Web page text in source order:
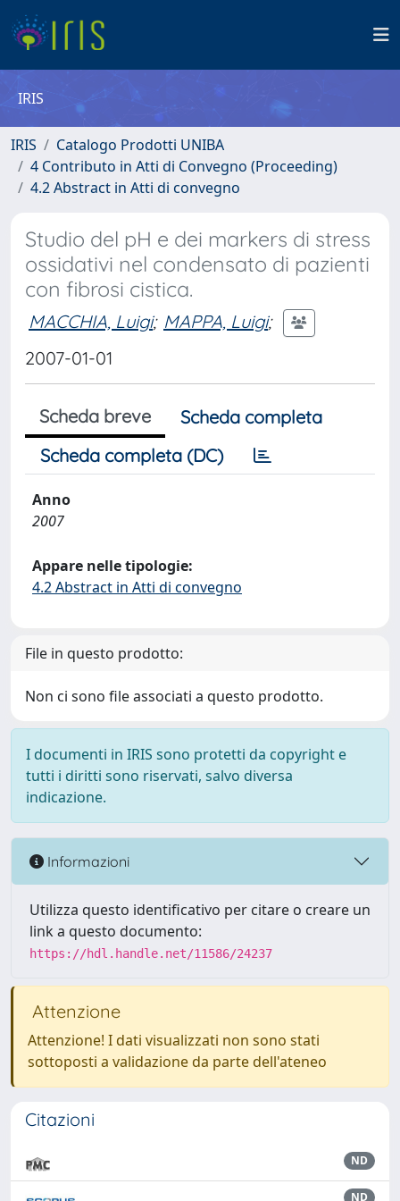
IRIS
IRIS
Catalogo Prodotti UNIBA
4 Contributo in Atti di Convegno (Proceeding)
4.2 Abstract in Atti di convegno
Studio del pH e dei markers di stress
ossidativi nel condensato di pazienti
con fibrosi cistica.
MACCHIA, Luigi; MAPPA, Luigi;
2007-01-01
Scheda breve
Scheda completa
Scheda completa (DC)
Anno
2007
Appare nelle tipologie:
4.2 Abstract in Atti di convegno
File in questo prodotto:
Non ci sono file associati a questo prodotto.
I documenti in IRIS sono protetti da copyright e
tutti i diritti sono riservati, salvo diversa
indicazione.
Informazioni
Utilizza questo identificativo per citare o creare un
link a questo documento:
https://hdl.handle.net/11586/24237
Attenzione
Attenzione! I dati visualizzati non sono stati
sottoposti a validazione da parte dell'ateneo
Citazioni
ND
ND